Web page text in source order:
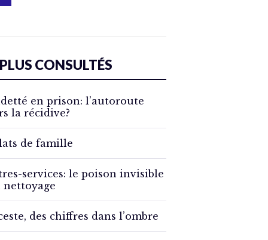
CONSULTÉS
en prison: l’autoroute
la récidive?
de famille
services: le poison invisible
nettoyage
des chiffres dans l’ombre